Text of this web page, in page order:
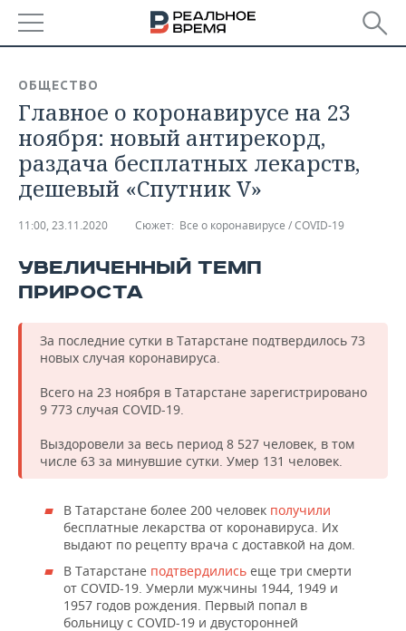
БАШКОРТОСТАН
ТАТАРСТАН
УДМУРТИЯ
НОВОСТИ
АНАЛИТИКА
НОВОСТИ АНАЛИТИКИ
ДЕКЛАРАЦИИ О ДОХОДАХ
КОРОЛИ ГОСЗАКАЗА ПФО
КОМУ ПРИНАДЛЕЖАТ
ТОРГОВЫЕ ЦЕНТРЫ
ТАТАРСТАНА
ЭКОНОМИКА
НОВОСТИ ЭКОНОМИКИ
ФИНАНСЫ
БЮДЖЕТ
ИНВЕСТИЦИИ
ПРОМЫШЛЕННОСТЬ
НОВОСТИ
ПРОМЫШЛЕННОСТИ
АГРОПРОМ
МАШИНОСТРОЕНИЕ
НЕФТЕХИМИЯ
НЕФТЬ
ЭНЕРГЕТИКА
НЕДВИЖИМОСТЬ
НОВОСТИ АВТО
БИЗНЕС
НОВОСТИ БИЗНЕСА
РОЗНИЧНАЯ ТОРГОВЛЯ
ТРАНСПОРТ
УСЛУГИ
ТЕХНОЛОГИИ
НОВОСТИ ТЕХНОЛОГИЙ
IT
МЕДИА
ТЕЛЕКОММУНИКАЦИИ
МЕРОПРИЯТИЯ
НОВОСТИ МЕРОПРИЯТИЙ
ВЫЕЗДНАЯ РЕДАКЦИЯ
БИЗНЕС-БРАНЧИ
ONLINE-КОНФЕРЕНЦИИ
СПОРТ
НОВОСТИ СПОРТА
ФУТБОЛ
ХОККЕЙ
ОБЩЕСТВО
НОВОСТИ ОБЩЕСТВА
ВЛАСТЬ
ФОТОГАЛЕРЕЯ
СЮЖЕТЫ
ОБЩЕСТВО
Главное о коронавирусе на 23
ноября: новый антирекорд,
раздача бесплатных лекарств,
дешевый «Спутник V»
11:00, 23.11.2020 Сюжет: Все о коронавирусе / COVID-19
УВЕЛИЧЕННЫЙ ТЕМП
ПРИРОСТА
За последние сутки в Татарстане подтвердилось 73
новых случая коронавируса.
Всего на 23 ноября в Татарстане зарегистрировано
9 773 случая COVID-19.
Выздоровели за весь период 8 527 человек, в том
числе 63 за минувшие сутки. Умер 131 человек.
В Татарстане более 200 человек получили
бесплатные лекарства от коронавируса. Их
выдают по рецепту врача с доставкой на дом.
В Татарстане подтвердились еще три смерти
от COVID-19. Умерли мужчины 1944, 1949 и
1957 годов рождения. Первый попал в
больницу с COVID-19 и двусторонней